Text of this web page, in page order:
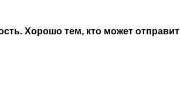
Хорошо тем, кто может